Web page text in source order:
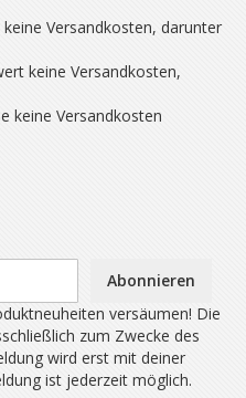
Versandkosten, darunter
keine Versandkosten,
keine Versandkosten
Abonnieren
versäumen! Die
zum Zwecke des
wird erst mit deiner
ist jederzeit möglich.